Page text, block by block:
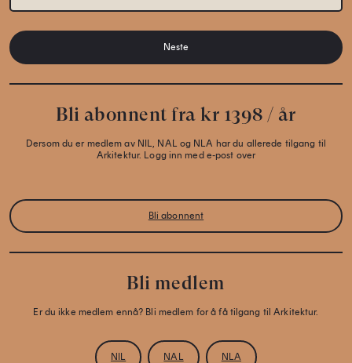
Neste
Bli abonnent fra kr 1398 / år
Dersom du er medlem av NIL, NAL og NLA har du allerede tilgang til
Arkitektur. Logg inn med e-post over
Bli abonnent
Bli medlem
Er du ikke medlem ennå? Bli medlem for å få tilgang til Arkitektur.
NIL NAL NLA